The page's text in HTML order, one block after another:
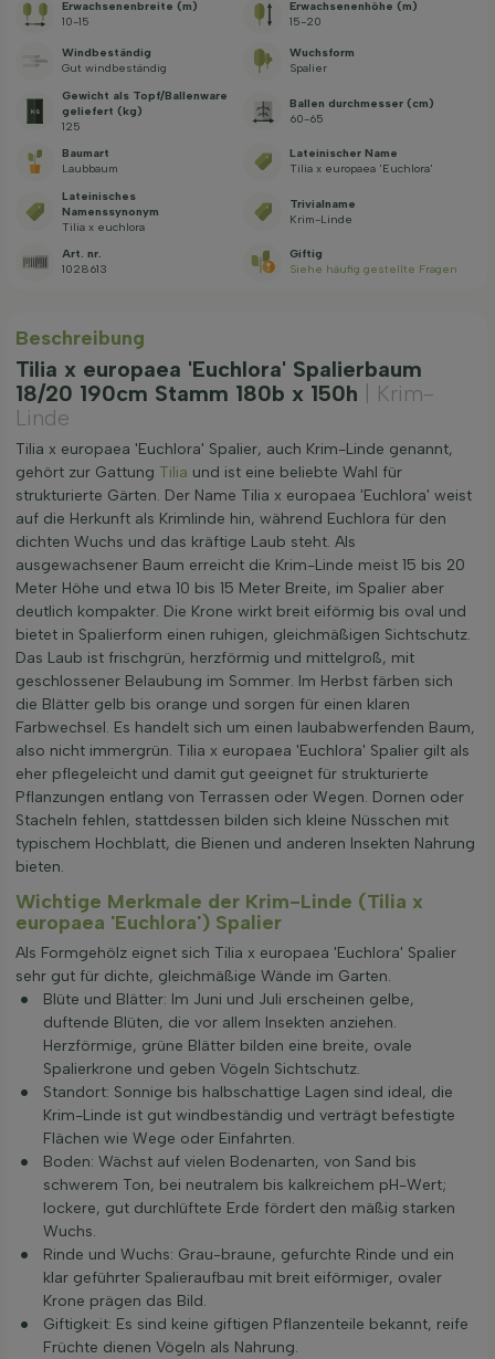
Erwachsenenbreite (m)
10-15
Erwachsenenhöhe (m)
15-20
Windbeständig
Gut windbeständig
Wuchsform
Spalier
Gewicht als Topf/Ballenware
geliefert (kg)
125
Ballen durchmesser (cm)
60-65
Baumart
Laubbaum
Lateinischer Name
Tilia x europaea 'Euchlora'
Lateinisches
Namenssynonym
Tilia x euchlora
Trivialname
Krim-Linde
Art. nr.
1028613
Giftig
Siehe häufig gestellte Fragen
Beschreibung
Tilia x europaea 'Euchlora' Spalierbaum
18/20 190cm Stamm 180b x 150h
| Krim-
Linde
Tilia x europaea 'Euchlora' Spalier, auch Krim-Linde genannt,
gehört zur Gattung Tilia und ist eine beliebte Wahl für
strukturierte Gärten. Der Name Tilia x europaea 'Euchlora' weist
auf die Herkunft als Krimlinde hin, während Euchlora für den
dichten Wuchs und das kräftige Laub steht. Als
ausgewachsener Baum erreicht die Krim-Linde meist 15 bis 20
Meter Höhe und etwa 10 bis 15 Meter Breite, im Spalier aber
deutlich kompakter. Die Krone wirkt breit eiförmig bis oval und
bietet in Spalierform einen ruhigen, gleichmäßigen Sichtschutz.
Das Laub ist frischgrün, herzförmig und mittelgroß, mit
geschlossener Belaubung im Sommer. Im Herbst färben sich
die Blätter gelb bis orange und sorgen für einen klaren
Farbwechsel. Es handelt sich um einen laubabwerfenden Baum,
also nicht immergrün. Tilia x europaea 'Euchlora' Spalier gilt als
eher pflegeleicht und damit gut geeignet für strukturierte
Pflanzungen entlang von Terrassen oder Wegen. Dornen oder
Stacheln fehlen, stattdessen bilden sich kleine Nüsschen mit
typischem Hochblatt, die Bienen und anderen Insekten Nahrung
bieten.
Wichtige Merkmale der Krim-Linde (Tilia x
europaea 'Euchlora') Spalier
Als Formgehölz eignet sich Tilia x europaea 'Euchlora' Spalier
sehr gut für dichte, gleichmäßige Wände im Garten.
Blüte und Blätter: Im Juni und Juli erscheinen gelbe,
duftende Blüten, die vor allem Insekten anziehen.
Herzförmige, grüne Blätter bilden eine breite, ovale
Spalierkrone und geben Vögeln Sichtschutz.
Standort: Sonnige bis halbschattige Lagen sind ideal, die
Krim-Linde ist gut windbeständig und verträgt befestigte
Flächen wie Wege oder Einfahrten.
Boden: Wächst auf vielen Bodenarten, von Sand bis
schwerem Ton, bei neutralem bis kalkreichem pH-Wert;
lockere, gut durchlüftete Erde fördert den mäßig starken
Wuchs.
Rinde und Wuchs: Grau-braune, gefurchte Rinde und ein
klar geführter Spalieraufbau mit breit eiförmiger, ovaler
Krone prägen das Bild.
Giftigkeit: Es sind keine giftigen Pflanzenteile bekannt, reife
Früchte dienen Vögeln als Nahrung.